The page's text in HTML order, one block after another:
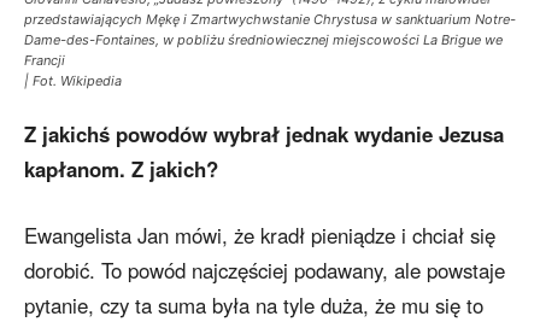
przedstawiających Mękę i Zmartwychwstanie Chrystusa w sanktuarium Notre-
Dame-des-Fontaines, w pobliżu średniowiecznej miejscowości La Brigue we
Francji
| Fot. Wikipedia
Z jakichś powodów wybrał jednak wydanie Jezusa
kapłanom. Z jakich?
Ewangelista Jan mówi, że kradł pieniądze i chciał się
dorobić. To powód najczęściej podawany, ale powstaje
pytanie, czy ta suma była na tyle duża, że mu się to